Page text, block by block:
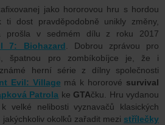
jako hororovou hru s hordou
ti dost pravděpodobně unikly změny,
prošla v sedmém dílu z roku 2017
7: Biohazard. Dobrou zprávou pro
špatnou pro zombíkobíjce je, že i
herní série z dílny společnosti
Evil: Village má k hororové survival
Patrola ke GTAčku. Hru vydanou
velké nelibosti vyznavačů klasických
okolků zařadit mezi střílečky